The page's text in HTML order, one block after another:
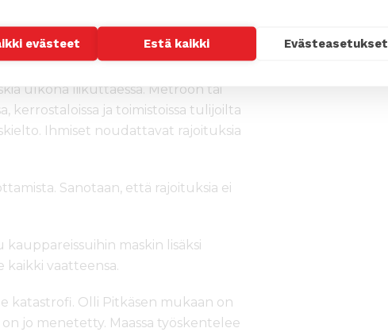
evästeet Estä kaikki Evästeasetukset
onnistumisesta tiukkoja
ulkomailta, mutta sieltä pääsee
ulkona liikuttaessa. Metroon tai
kerrostaloissa ja toimistoissa tulijoilta
Ihmiset noudattavat rajoituksia
Sanotaan, että rajoituksia ei
maskin lisäksi
kaikki vaatteensa.
katastrofi. Olli Pitkäsen mukaan on
jo menetetty. Maassa työskentelee